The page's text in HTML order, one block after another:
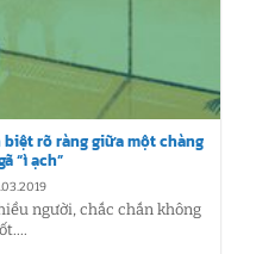
rõ ràng giữa một chàng
“ì ạch”
người, chắc chắn không